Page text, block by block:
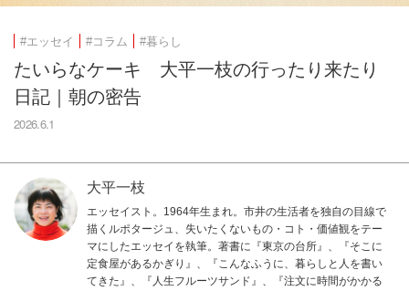
#エッセイ #コラム #暮らし
たいらなケーキ 大平一枝の行ったり来たり
日記｜朝の密告
2026.6.1
大平一枝
エッセイスト。1964年生まれ。市井の生活者を独自の目線で
描くルポタージュ、失いたくないもの・コト・価値観をテー
マにしたエッセイを執筆。著書に『東京の台所』、『そこに
定食屋があるかぎり』、『こんなふうに、暮らしと人を書い
てきた』、『人生フルーツサンド』、『注文に時間がかかる